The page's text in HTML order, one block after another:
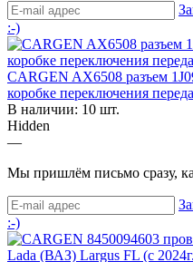
:-)
CARGEN AX6508 разъем
коробке переключения
В наличии: 10 шт.
Hidden
—
Мы пришлём письмо сразу,
:-)